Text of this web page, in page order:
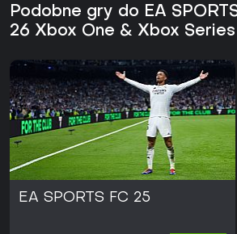
Podobne gry do EA
26 Xbox One & Xbox Series
EA SPORTS FC 25